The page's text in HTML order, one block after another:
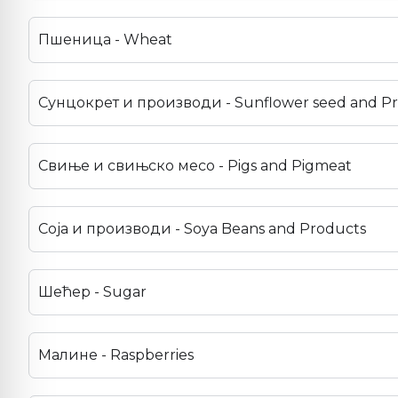
Пшеница - Wheat
Сунцокрет и производи - Sunflower seed and
Свиње и свињско месо - Pigs and Pigmeat
Соја и производи - Soya Beans and Products
Шећер - Sugar
Малине - Raspberries